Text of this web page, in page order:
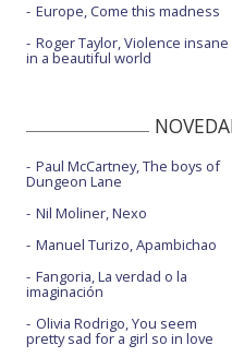
Europe, Come this madness
Roger Taylor, Violence insane
in a beautiful world
Paul McCartney, The boys of
Dungeon Lane
Nil Moliner, Nexo
Manuel Turizo, Apambichao
Fangoria, La verdad o la
imaginación
Olivia Rodrigo, You seem
pretty sad for a girl so in love